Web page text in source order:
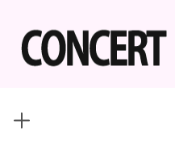
content